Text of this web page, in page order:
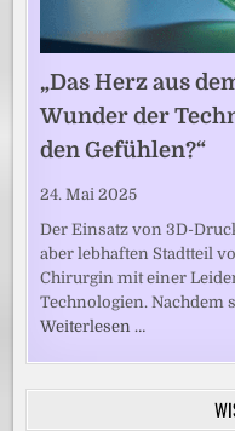
„Das Herz aus
Wunder der
den Gefühlen?“
24. Mai 2025
Der Einsatz von 3D-
aber lebhaften Stadtteil
Chirurgin mit einer
Technologien.
Weiterlesen …